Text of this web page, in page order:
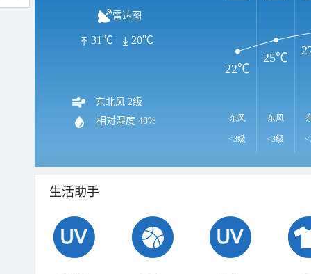
雷达图
31℃ 20℃
东北风 2级
相对湿度 48% 东风
<3级
东风
<3级
22℃
25℃
生活助手